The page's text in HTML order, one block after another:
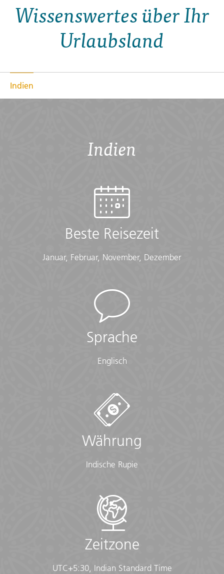
Wissenswertes über Ihr
Urlaubsland
Indien
Indien
Beste Reisezeit
Januar, Februar, November, Dezember
Sprache
Englisch
Währung
Indische Rupie
Zeitzone
UTC+5:30, Indian Standard Time